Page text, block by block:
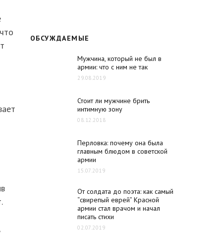
ОБСУЖДАЕМЫЕ
Мужчина, который не был в
армии: что с ним не так
29.08.2019
Стоит ли мужчине брить
интимную зону
08.12.2018
Перловка: почему она была
главным блюдом в советской
армии
15.07.2019
От солдата до поэта: как самый
“свирепый еврей” Красной
армии стал врачом и начал
писать стихи
02.07.2019